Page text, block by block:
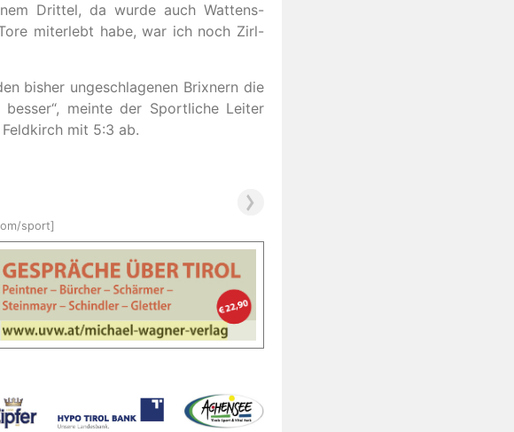
Drittel, da wurde auch Wattens-
miterlebt habe, war ich noch Zirl-
bisher ungeschlagenen Brixnern die
meinte der Sportliche Leiter
mit 5:3 ab.
sport]